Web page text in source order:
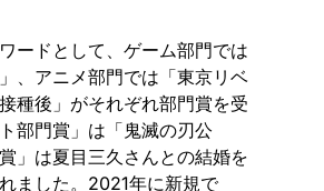
ードとして、ゲーム部門では
、アニメ部門では「東京リベ
種後」がそれぞれ部門賞を受
部門賞」は「鬼滅の刃公
」は夏目三久さんとの結婚を
ました。2021年に新規で